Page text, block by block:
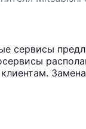
сервисы